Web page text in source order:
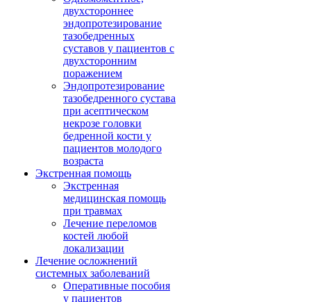
двухстороннее
эндопротезирование
тазобедренных
суставов у пациентов с
двухсторонним
поражением
Эндопротезирование
тазобедренного сустава
при асептическом
некрозе головки
бедренной кости у
пациентов молодого
возраста
Экстренная помощь
Экстренная
медицинская помощь
при травмах
Лечение переломов
костей любой
локализации
Лечение осложнений
системных заболеваний
Оперативные пособия
у пациентов